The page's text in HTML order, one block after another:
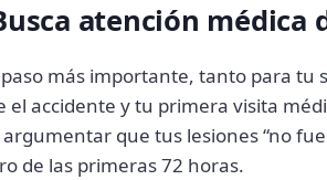
atención médica
paso más importante, tanto para tu
el accidente y tu primera visita
que tus lesiones “no
de las primeras 72 horas.